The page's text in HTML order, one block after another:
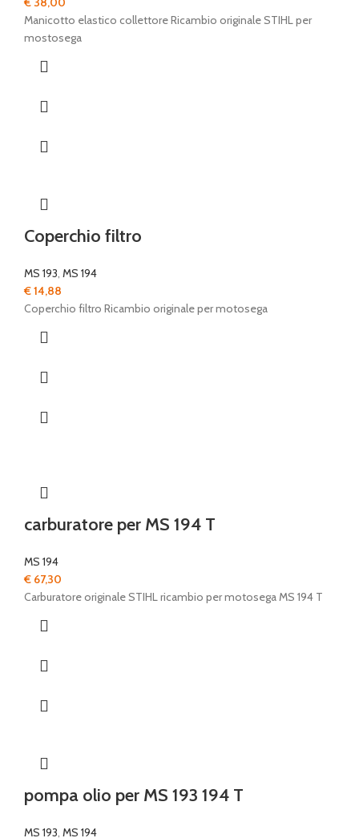
Manicotto elastico collettore Ricambio originale STIHL per
mostosega
Coperchio filtro
MS 193, MS 194
€14,88
Coperchio filtro Ricambio originale per motosega
carburatore per MS 194 T
MS 194
€ 67,30
Carburatore originale STIHL ricambio per motosega MS 194 T
pompa olio per MS 193 194 T
MS 193, MS 194